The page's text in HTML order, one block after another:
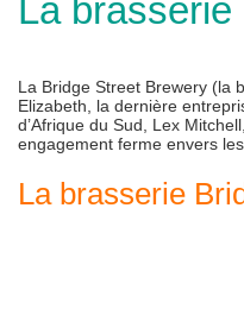
La
La Bridge Street Brewery (la
Elizabeth, la dernière
d’Afrique du Sud, Lex
engagement ferme envers
La brasserie